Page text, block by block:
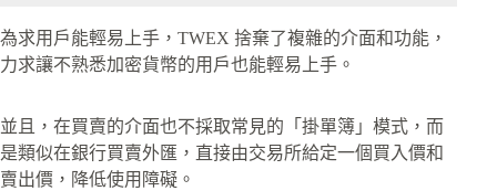
為求用戶能輕易上手，TWEX 捨棄了複雜的介面和功能，
力求讓不熟悉加密貨幣的用戶也能輕易上手。
並且，在買賣的介面也不採取常見的「掛單簿」模式，而
是類似在銀行買賣外匯，直接由交易所給定一個買入價和
賣出價，降低使用障礙。